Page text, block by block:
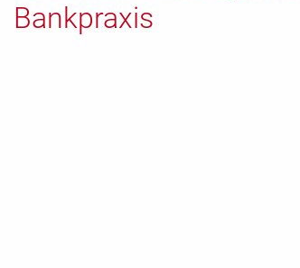
Bankpraxis